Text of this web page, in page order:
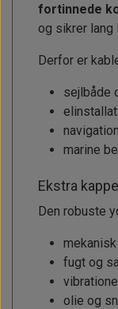
fortinnede
og sikrer
Derfor er
sejlbåde
marine
Ekstra
Den robuste
fugt og
olie og